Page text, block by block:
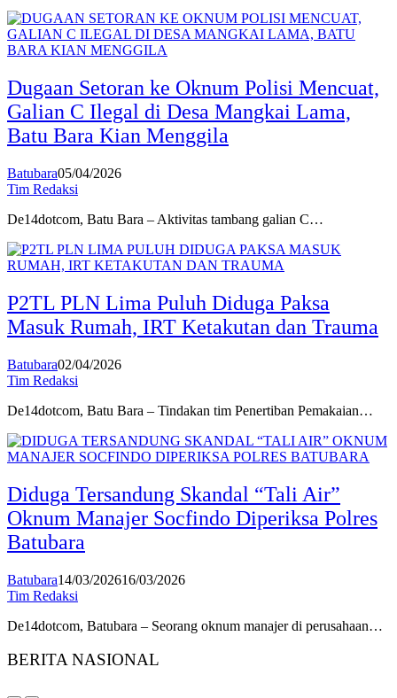
Dugaan Setoran ke Oknum Polisi Mencuat,
Galian C Ilegal di Desa Mangkai Lama,
Batu Bara Kian Menggila
Batubara05/04/2026
Tim Redaksi
De14dotcom, Batu Bara – Aktivitas tambang galian C…
P2TL PLN Lima Puluh Diduga Paksa
Masuk Rumah, IRT Ketakutan dan Trauma
Batubara02/04/2026
Tim Redaksi
De14dotcom, Batu Bara – Tindakan tim Penertiban Pemakaian…
Diduga Tersandung Skandal “Tali Air”
Oknum Manajer Socfindo Diperiksa Polres
Batubara
Batubara14/03/202616/03/2026
Tim Redaksi
De14dotcom, Batubara – Seorang oknum manajer di perusahaan…
BERITA NASIONAL